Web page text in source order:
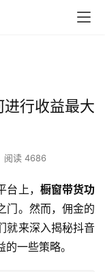
行收益最大
阅读 4686
上， 橱窗带货功
门。然而，佣金的
就来深入揭秘抖音
一些策略。